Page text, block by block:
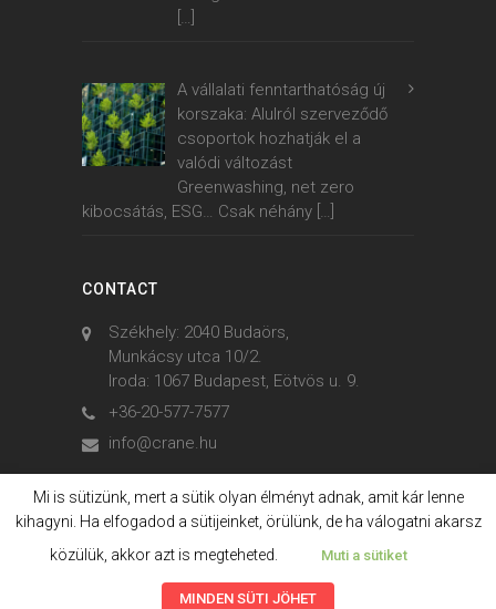
A vállalati fenntarthatóság új
korszaka: Alulról szerveződő
csoportok hozhatják el a
valódi változást
Greenwashing, net zero
kibocsátás, ESG… Csak néhány […]
CONTACT
Székhely: 2040 Budaörs,
Munkácsy utca 10/2.
Iroda: 1067 Budapest, Eötvös u. 9.
+36-20-577-7577
info@crane.hu
© 2006. - 2023. Crane International
Mi is sütizünk, mert a sütik olyan élményt adnak, amit kár lenne
kihagyni. Ha elfogadod a sütijeinket, örülünk, de ha válogatni akarsz
közülük, akkor azt is megteheted.
Muti a sütiket
MINDEN SÜTI JÖHET